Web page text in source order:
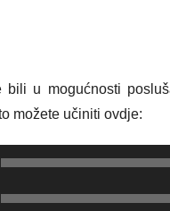
bili u mogućnosti
možete učiniti ovdje: